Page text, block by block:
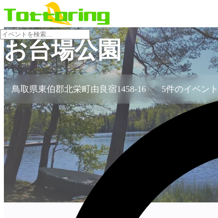
会場
お台場公園
鳥取県東伯郡北栄町由良宿1458-16 5件のイベン